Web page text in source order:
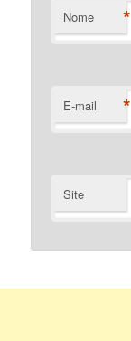
Nome *
E-mail *
Site